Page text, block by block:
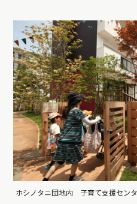
ホシノタニ団地内 子育て支援セン